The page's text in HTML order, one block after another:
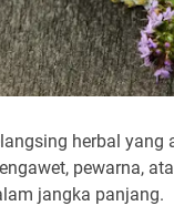
herbal
pewarna,
jangka panjang.